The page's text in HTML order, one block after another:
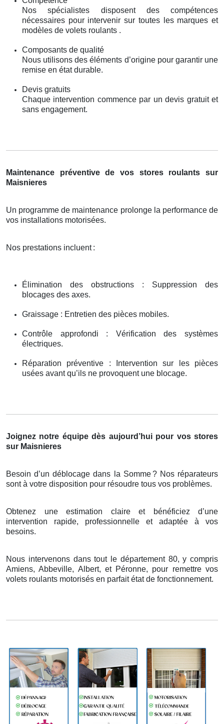
Nos spécialistes disposent des compétences
nécessaires pour intervenir sur toutes les marques et
modèles de volets roulants .
Composants de qualité
Nous utilisons des éléments d’origine pour garantir une
remise en état durable.
Devis gratuits
Chaque intervention commence par un devis gratuit et
sans engagement.
Maintenance préventive de vos stores roulants sur
Maisnieres
Un programme de maintenance prolonge la performance de
vos installations motorisées.
Nos prestations incluent :
Élimination des obstructions : Suppression des
blocages des axes.
Graissage : Entretien des pièces mobiles.
Contrôle approfondi : Vérification des systèmes
électriques.
Réparation préventive : Intervention sur les pièces
usées avant qu’ils ne provoquent une blocage.
Joignez notre équipe dès aujourd’hui pour vos stores
sur Maisnieres
Besoin d’un déblocage dans la Somme? Nos réparateurs
sontà votre disposition pour résoudre tous vos probl èmes.
Obtenez une estimation claire et bénéficiez d’une
intervention rapide, professionnelle et adaptée à vos
besoins.
Nous intervenons dans tout le département 80, y compris
Amiens, Abbeville, Albert, et Péronne, pour remettre vos
volets roulants motorisés en parfait état de fonctionnement.